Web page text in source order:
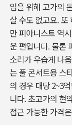
입을 위해 고가의
살 수도 없고요. 또
만 피아니스트 역
운 편입니다. 물론
소리가 우습게 나
는 풀 콘서트용 스
의 경우 대당 2~3
니다. 초고가의 현
접근 가능한 가격